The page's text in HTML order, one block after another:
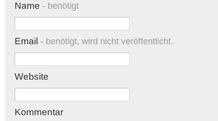
Name - benötigt
Email - benötigt, wird nicht veröffentlicht.
Website
Kommentar